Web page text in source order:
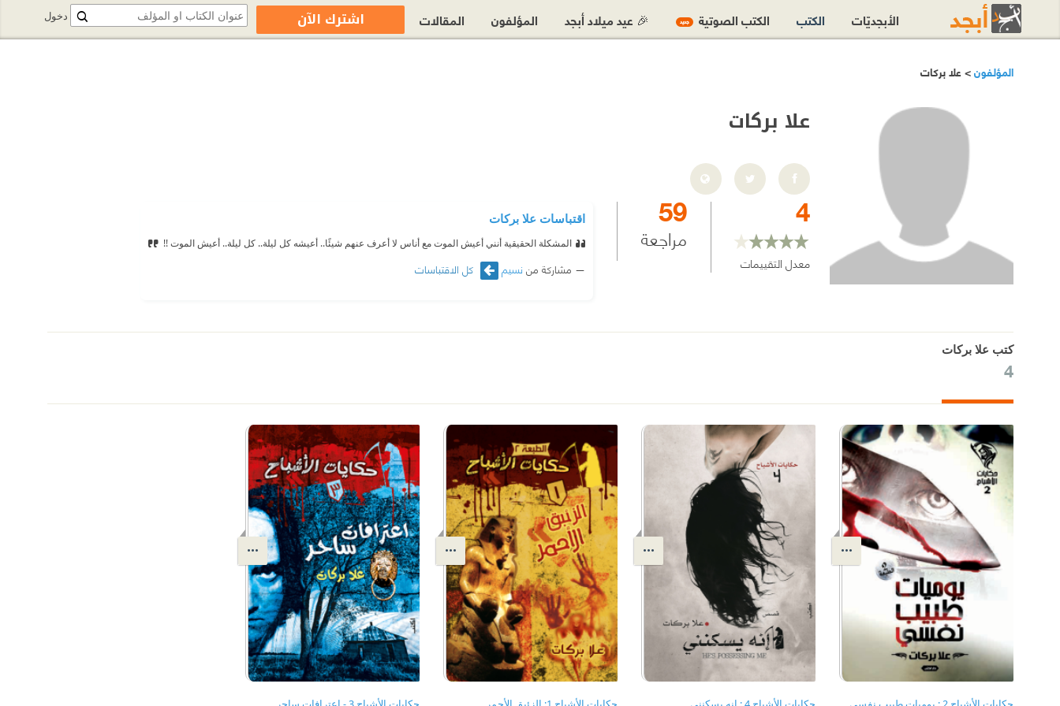
المؤلفون> علا بركات
علا بركات
4
معدل التقييمات
59
مراجعة
اقتباسات علا بركات
المشكلة الحقيقية أنني أعيش الموت مع أناس لا أعرف عنهم شيئًا.. أعيشه كل ليلة.. كل ليلة.. أعيش الموت !!
مشاركة من نسيم كل الاقتباسات
كتب علا بركات
4
دخول الأبجديّات الكتب الكتب الصوتية جديد 🎉 عيد ميلاد أبجد المؤلفون المقالات اشترك الآن